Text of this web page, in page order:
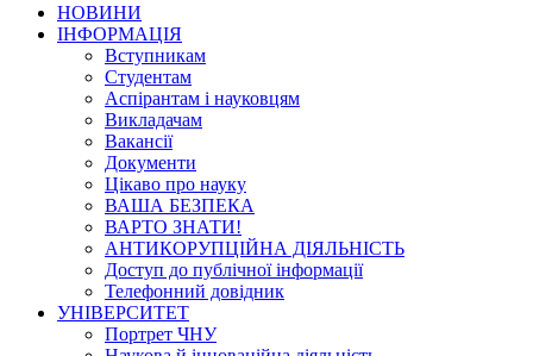
НОВИНИ
ІНФОРМАЦІЯ
Вступникам
Студентам
Аспірантам і науковцям
Викладачам
Вакансії
Документи
Цікаво про науку
ВАША БЕЗПЕКА
ВАРТО ЗНАТИ!
АНТИКОРУПЦІЙНА ДІЯЛЬНІСТЬ
Доступ до публічної інформації
Телефонний довідник
УНІВЕРСИТЕТ
Портрет ЧНУ